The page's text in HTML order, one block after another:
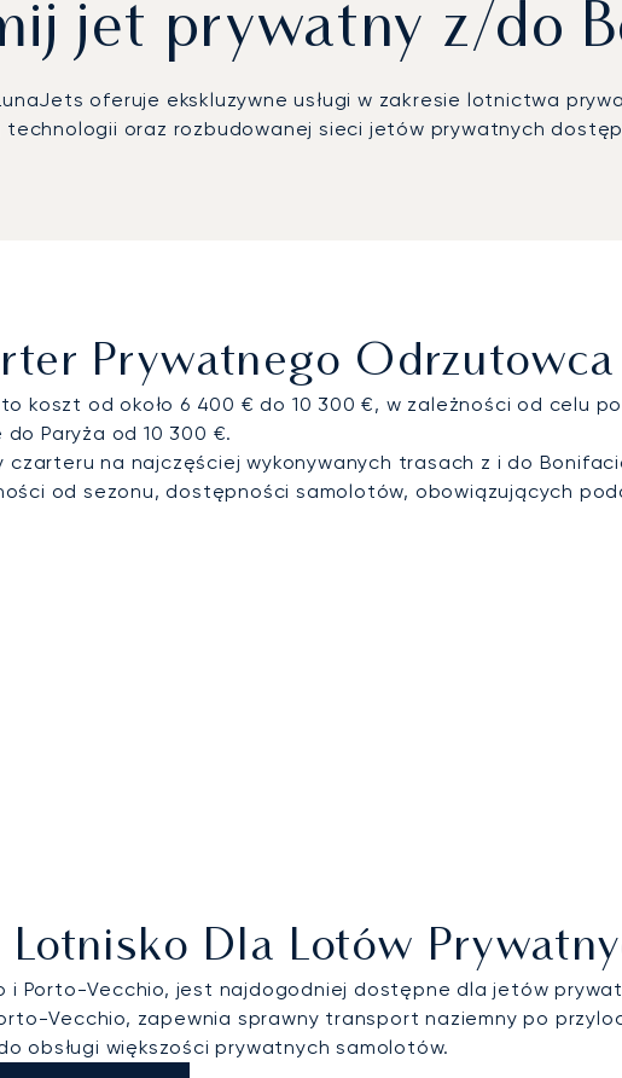
jet prywatny z/do
oferuje ekskluzywne usługi w zakresie lotnictwa
technologii oraz rozbudowanej sieci jetów prywatnych
Prywatnego
koszt od około 6 400 € do 10 300 €, w zależności od celu
Paryża od 10 300 €.
czarteru na najczęściej wykonywanych trasach z i do
od sezonu, dostępności samolotów, obowiązujących
Lotnisko Dla Lotów
i Porto-Vecchio, jest najdogodniej dostępne dla jetów
Porto-Vecchio, zapewnia sprawny transport naziemny po
obsługi większości prywatnych samolotów.